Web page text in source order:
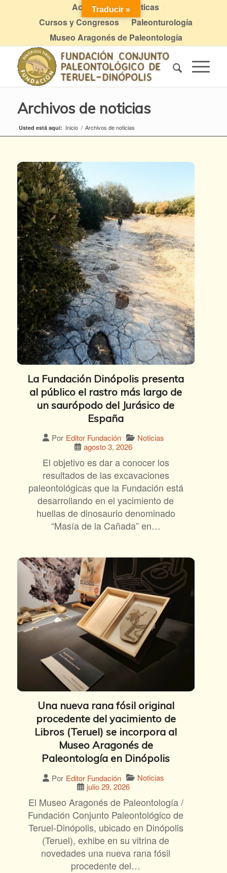
Actividades didácticas
Cursos y Congresos
Paleonturología
Museo Aragonés de Paleontología
Archivos de noticias
Usted está aquí: Inicio / Archivos de noticias
La Fundación Dinópolis presenta
al público el rastro más largo de
un saurópodo del Jurásico de
España
Por Editor Fundación
Noticias
agosto 3, 2026
El objetivo es dar a conocer los
resultados de las excavaciones
paleontológicas que la Fundación está
desarrollando en el yacimiento de
huellas de dinosaurio denominado
“Masía de la Cañada” en…
Una nueva rana fósil original
procedente del yacimiento de
Libros (Teruel) se incorpora al
Museo Aragonés de
Paleontología en Dinópolis
Por Editor Fundación
Noticias
julio 29, 2026
El Museo Aragonés de Paleontología /
Fundación Conjunto Paleontológico de
Teruel-Dinópolis, ubicado en Dinópolis
(Teruel), exhibe en su vitrina de
novedades una nueva rana fósil
procedente del…
Traducir »